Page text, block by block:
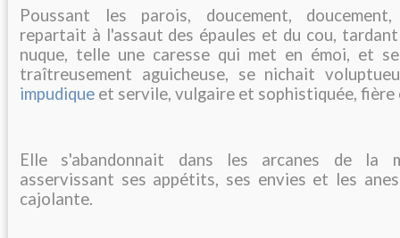
Poussant les parois, doucement, doucement,
repartait à l'assaut des épaules et du cou,
nuque, telle une caresse qui met en émoi, et
traîtreusement aguicheuse, se nichait
impudique et servile, vulgaire et sophistiquée, fière
Elle s'abandonnait dans les arcanes de la
asservissant ses appétits, ses envies et les
cajolante.